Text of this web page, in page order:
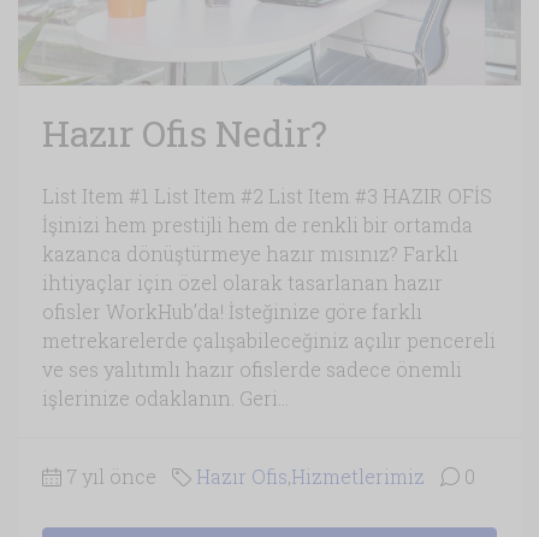
Hazır Ofis Nedir?
List Item #1 List Item #2 List Item #3 HAZIR OFİS
İşinizi hem prestijli hem de renkli bir ortamda
kazanca dönüştürmeye hazır mısınız? Farklı
ihtiyaçlar için özel olarak tasarlanan hazır
ofisler WorkHub’da! İsteğinize göre farklı
metrekarelerde çalışabileceğiniz açılır pencereli
ve ses yalıtımlı hazır ofislerde sadece önemli
işlerinize odaklanın. Geri...
7 yıl önce Hazır Ofis,Hizmetlerimiz 0